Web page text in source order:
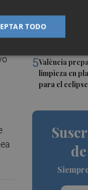
4 El
de la Escuela
instalará
5València
limpieza en
para el
TODO